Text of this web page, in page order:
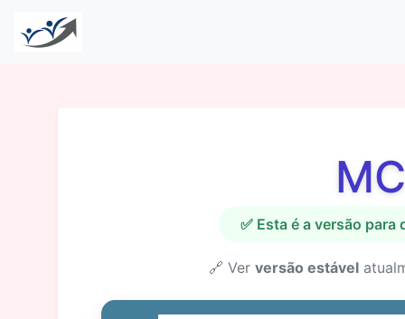
✅ Esta é a versão
🔗 Ver versão estável